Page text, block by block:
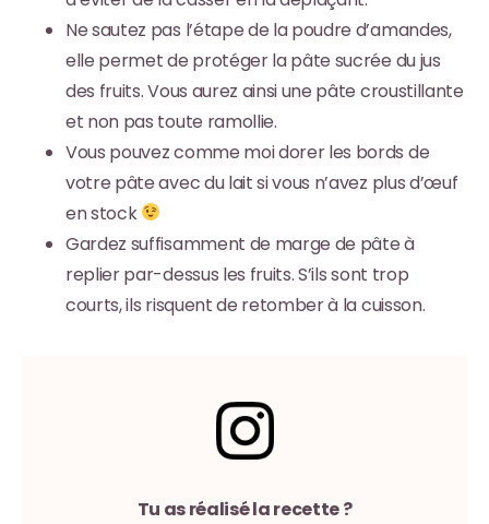
Ne sautez pas l’étape de la poudre d’amandes,
elle permet de protéger la pâte sucrée du jus
des fruits. Vous aurez ainsi une pâte croustillante
et non pas toute ramollie.
Vous pouvez comme moi dorer les bords de
votre pâte avec du lait si vous n’avez plus d’œuf
en stock
Gardez suffisamment de marge de pâte à
replier par-dessus les fruits. S’ils sont trop
courts, ils risquent de retomber à la cuisson.
Tu as réalisé la recette ?